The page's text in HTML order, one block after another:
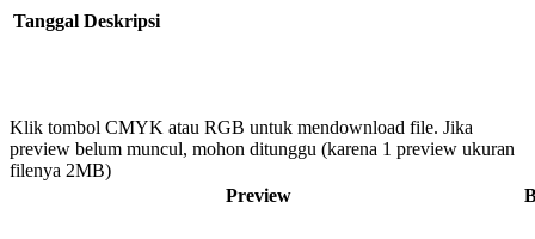
Tanggal Deskripsi
Klik tombol CMYK atau RGB untuk mendownload file. Jika
preview belum muncul, mohon ditunggu (karena 1 preview ukuran
filenya 2MB)
Preview